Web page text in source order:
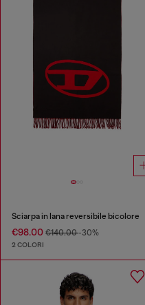
Sciarpa in lana reversibile bicolore
€98.00 €140.00-30%
2 COLORI